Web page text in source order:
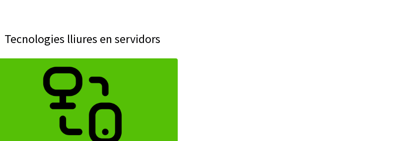
Tecnologies lliures en servidors